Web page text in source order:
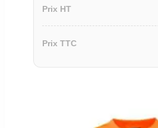
Prix HT
Prix TTC